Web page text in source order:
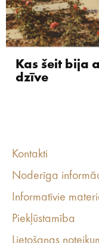
Kas šeit bija
dzīve
Kontakti
Noderīga
Informatīvie
Piekļūstamība
Lietošanas